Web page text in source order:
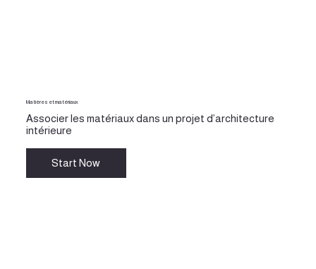
Matières et matériaux
Associer les matériaux dans un projet d’architecture
intérieure
Start Now